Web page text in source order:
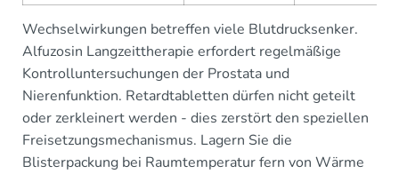
Wechselwirkungen betreffen viele Blutdrucksenker.
Alfuzosin Langzeittherapie erfordert regelmäßige
Kontrolluntersuchungen der Prostata und
Nierenfunktion. Retardtabletten dürfen nicht geteilt
oder zerkleinert werden - dies zerstört den speziellen
Freisetzungsmechanismus. Lagern Sie die
Blisterpackung bei Raumtemperatur fern von Wärme